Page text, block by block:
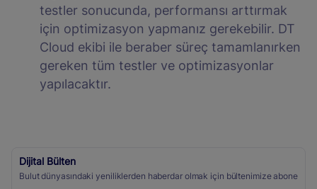
testler sonucunda, performansı arttırmak
için optimizasyon yapmanız gerekebilir. DT
Cloud ekibi ile beraber süreç tamamlanırken
gereken tüm testler ve optimizasyonlar
yapılacaktır.
Dijital Bülten
Bulut dünyasındaki yeniliklerden haberdar olmak için bültenimize abone